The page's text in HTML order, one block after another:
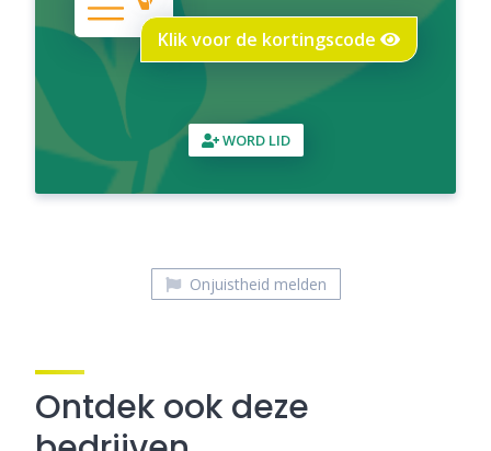
Klik voor de kortingscode
WORD LID
Onjuistheid melden
Ontdek ook deze